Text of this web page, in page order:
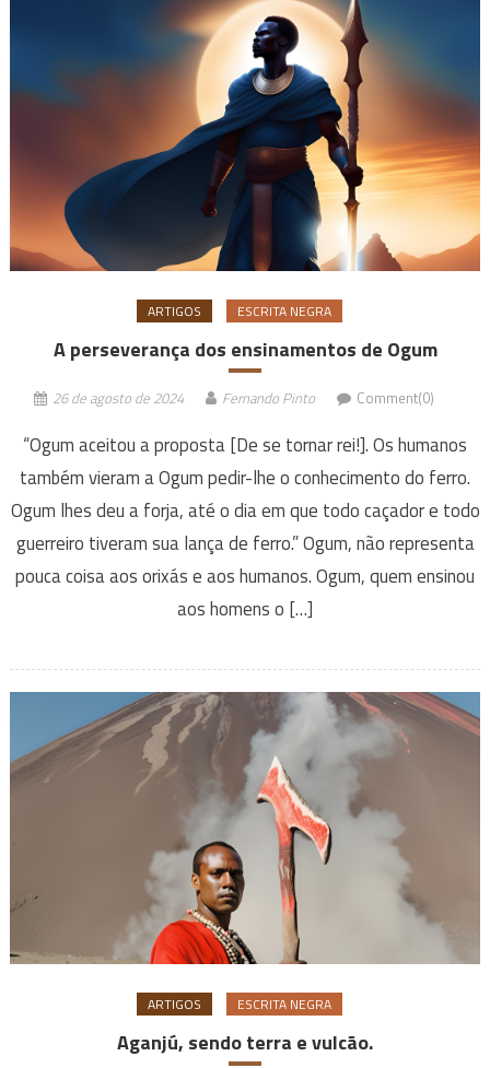
ARTIGOS ESCRITA NEGRA
A perseverança dos ensinamentos de Ogum
26 de agosto de 2024 Fernando Pinto Comment(0)
“Ogum aceitou a proposta [De se tornar rei!]. Os humanos
também vieram a Ogum pedir-lhe o conhecimento do ferro.
Ogum lhes deu a forja, até o dia em que todo caçador e todo
guerreiro tiveram sua lança de ferro.” Ogum, não representa
pouca coisa aos orixás e aos humanos. Ogum, quem ensinou
aos homens o […]
ARTIGOS ESCRITA NEGRA
Aganjú, sendo terra e vulcão.